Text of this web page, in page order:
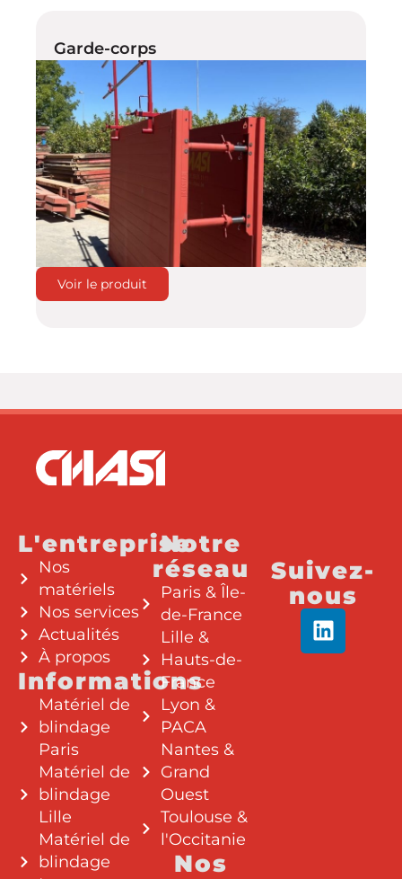
Garde-corps
Voir le produit
L'entreprise
Nos
matériels
Nos services
Actualités
À propos
Informations
Matériel de
blindage
Paris
Matériel de
blindage
Lille
Matériel de
blindage
Notre
réseau
Paris & Île-
de-France
Lille &
Hauts-de-
France
Lyon &
PACA
Nantes &
Grand
Ouest
Toulouse &
l'Occitanie
Nos
Suivez-
nous